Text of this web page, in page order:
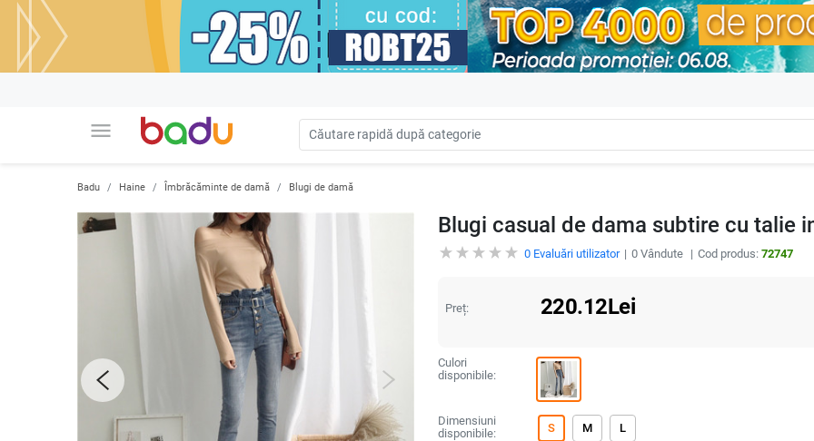
menu
Badu Haine Îmbrăcăminte de damă Blugi de damă
Blugi casual de dama subtire cu talie
0Evaluări utilizator 0Vândute Cod produs: 72747
Preț: 220.12Lei
Culori
disponibile:
Dimensiuni
disponibile:
S M L